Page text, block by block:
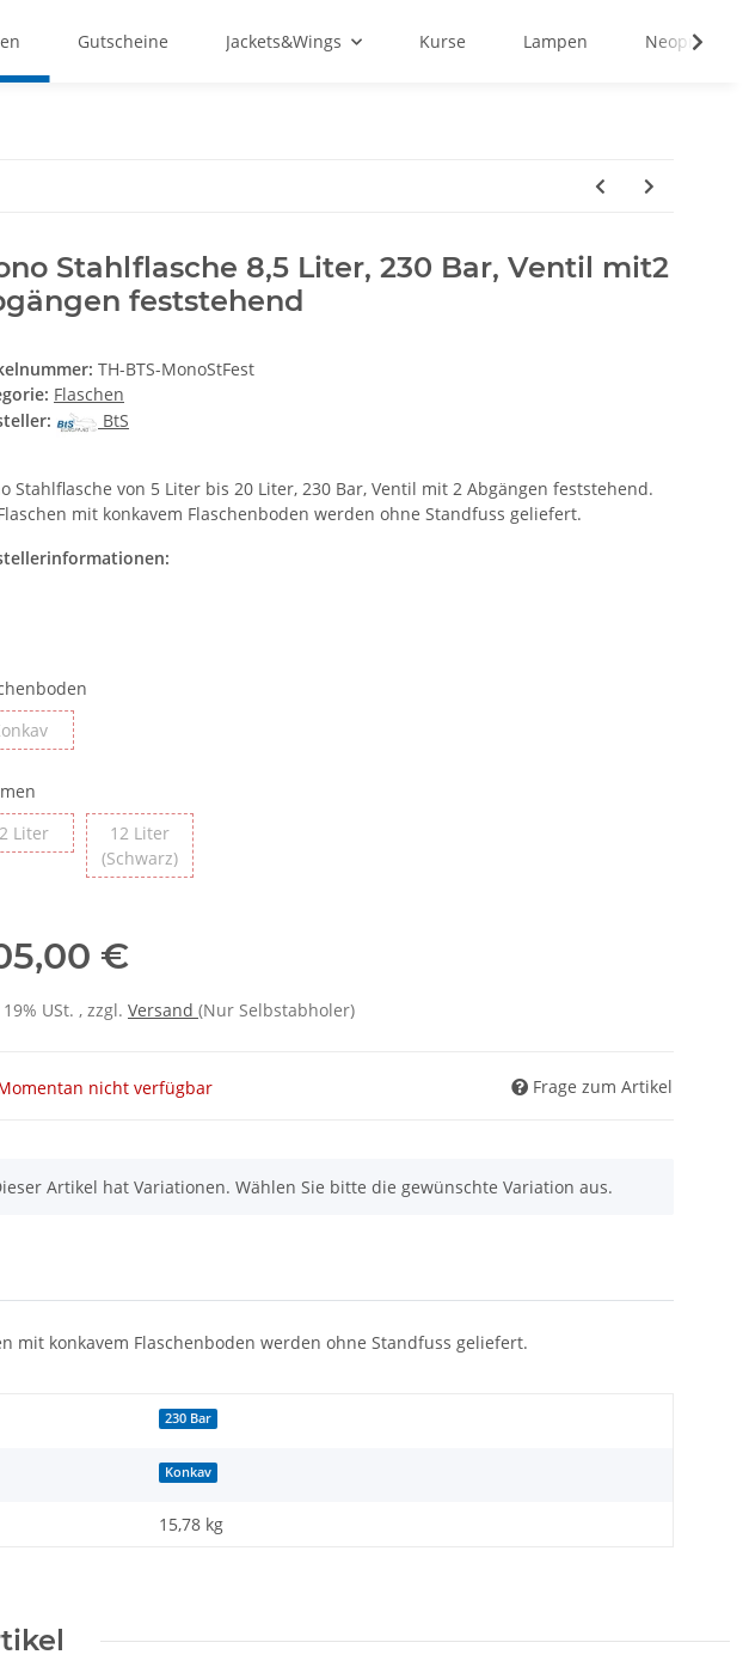
Gutscheine Jackets&Wings Kurse Lampen
Stahlflasche 8,5 Liter, 230 Bar, Ventil mit2
feststehend
TH-BTS-MonoStFest
Flaschen
BtS
Stahlflasche von 5 Liter bis 20 Liter, 230 Bar, Ventil mit 2 Abgängen feststehend.
mit konkavem Flaschenboden werden ohne Standfuss geliefert.
Liter
12 Liter
(Schwarz)
€
USt. , zzgl. Versand (Nur Selbstabholer)
nicht verfügbar Frage zum Artikel
Artikel hat Variationen. Wählen Sie bitte die gewünschte Variation aus.
mit konkavem Flaschenboden werden ohne Standfuss geliefert.
230 Bar
Konkav
15,78 kg